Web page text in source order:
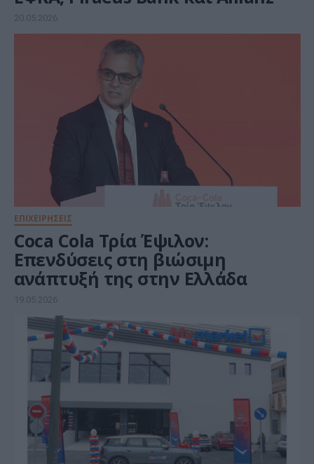
20.05.2026
ΕΠΙΧΕΙΡΗΣΕΙΣ
Coca Cola Τρία Έψιλον:
Επενδύσεις στη βιώσιμη
ανάπτυξή της στην Ελλάδα
19.05.2026